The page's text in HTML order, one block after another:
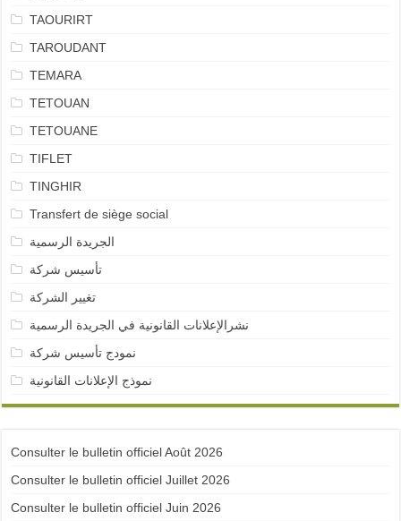
TAOURIRT
TAROUDANT
TEMARA
TETOUAN
TETOUANE
TIFLET
TINGHIR
Transfert de siège social
الجريدة الرسمية
تأسيس شركة
تغيير الشركة
نشرالإعلانات القانونية في الجريدة الرسمية
نمودج تأسيس شركة
نموذج الإعلانات القانونية
Consulter le bulletin officiel Août 2026
Consulter le bulletin officiel Juillet 2026
Consulter le bulletin officiel Juin 2026